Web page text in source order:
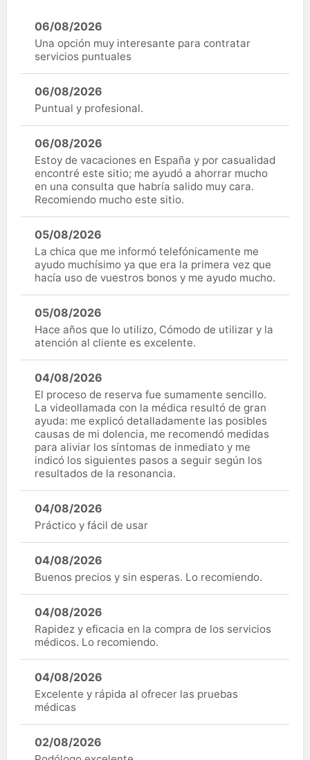
06/08/2026
Una opción muy interesante para contratar
servicios puntuales
06/08/2026
Puntual y profesional.
06/08/2026
Estoy de vacaciones en España y por casualidad
encontré este sitio; me ayudó a ahorrar mucho
en una consulta que habría salido muy cara.
Recomiendo mucho este sitio.
05/08/2026
La chica que me informó telefónicamente me
ayudo muchísimo ya que era la primera vez que
hacía uso de vuestros bonos y me ayudo mucho.
05/08/2026
Hace años que lo utilizo, Cómodo de utilizar y la
atención al cliente es excelente.
04/08/2026
El proceso de reserva fue sumamente sencillo.
La videollamada con la médica resultó de gran
ayuda: me explicó detalladamente las posibles
causas de mi dolencia, me recomendó medidas
para aliviar los síntomas de inmediato y me
indicó los siguientes pasos a seguir según los
resultados de la resonancia.
04/08/2026
Práctico y fácil de usar
04/08/2026
Buenos precios y sin esperas. Lo recomiendo.
04/08/2026
Rapidez y eficacia en la compra de los servicios
médicos. Lo recomiendo.
04/08/2026
Excelente y rápida al ofrecer las pruebas
médicas
02/08/2026